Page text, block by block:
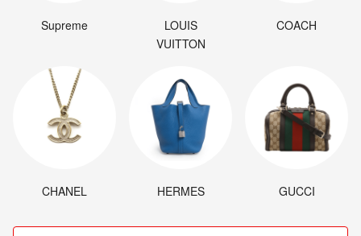
Supreme
LOUIS
VUITTON
COACH
CHANEL HERMES GUCCI